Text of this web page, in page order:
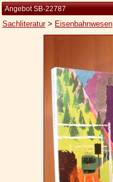
Kleine Kulturgeschichte
Die Brockhaus Auflagen
Die Meyer Auflagen
Zu den Angeboten
Angebot SB-22787
Sachliteratur> Eisenbahnwesen